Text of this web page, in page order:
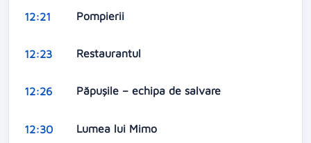
12:21 Pompierii
12:23 Restaurantul
12:26 Păpușile – echipa de salvare
12:30 Lumea lui Mimo